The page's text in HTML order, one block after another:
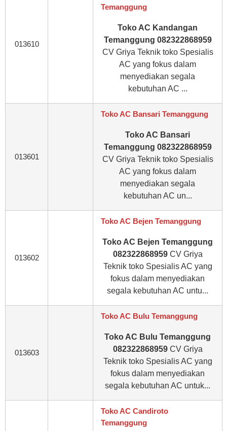
013610
Temanggung
Toko AC Kandangan
Temanggung 082322868959
CV Griya Teknik toko Spesialis
AC yang fokus dalam
menyediakan segala
kebutuhan AC ...
013601
Toko AC Bansari Temanggung
Toko AC Bansari
Temanggung 082322868959
CV Griya Teknik toko Spesialis
AC yang fokus dalam
menyediakan segala
kebutuhan AC un...
013602
Toko AC Bejen Temanggung
Toko AC Bejen Temanggung
082322868959CV Griya
Teknik toko Spesialis AC yang
fokus dalam menyediakan
segala kebutuhan AC untu...
013603
Toko AC Bulu Temanggung
Toko AC Bulu Temanggung
082322868959CV Griya
Teknik toko Spesialis AC yang
fokus dalam menyediakan
segala kebutuhan AC untuk...
Toko AC Candiroto
Temanggung